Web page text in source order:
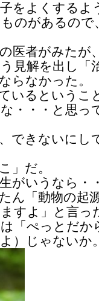
をよくするよ
のがあるので
医者がみたが
見解を出し「
らなかった。
いるというこ
・・・と思っ
できないにし
」だ。
がいうなら・
ん「動物の起
すよ」と言っ
「ぺっとだか
）じゃないか